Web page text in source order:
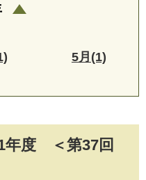
年度 ＜第37回
5月(1)